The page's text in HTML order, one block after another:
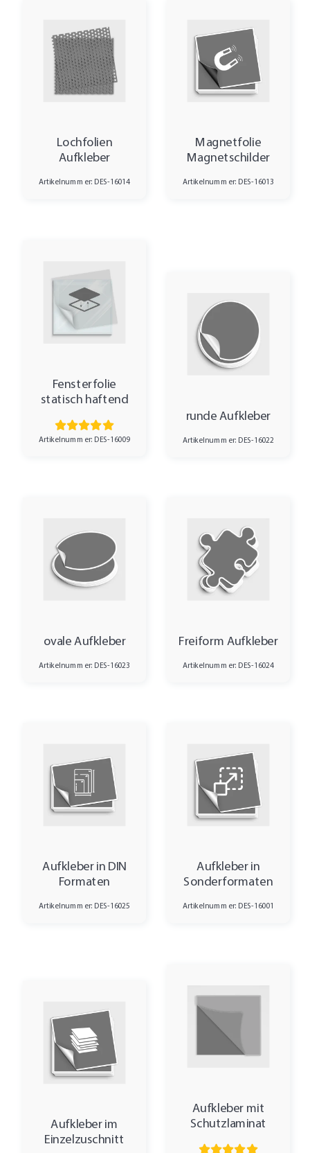
Lochfolien
Aufkleber
Artikelnummer: DES-16014
Magnetfolie
Magnetschilder
Artikelnummer: DES-16013
Fensterfolie
statisch haftend
Artikelnummer: DES-16009
runde Aufkleber
Artikelnummer: DES-16022
ovale Aufkleber
Artikelnummer: DES-16023
Freiform Aufkleber
Artikelnummer: DES-16024
Aufkleber in DIN
Formaten
Artikelnummer: DES-16025
Aufkleber in
Sonderformaten
Artikelnummer: DES-16001
Aufkleber im
Einzelzuschnitt
Aufkleber mit
Schutzlaminat